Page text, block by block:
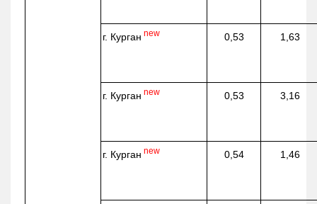
г. Курган new 0,53 1,63
г. Курган new 0,53 3,16
г. Курган new 0,54 1,46